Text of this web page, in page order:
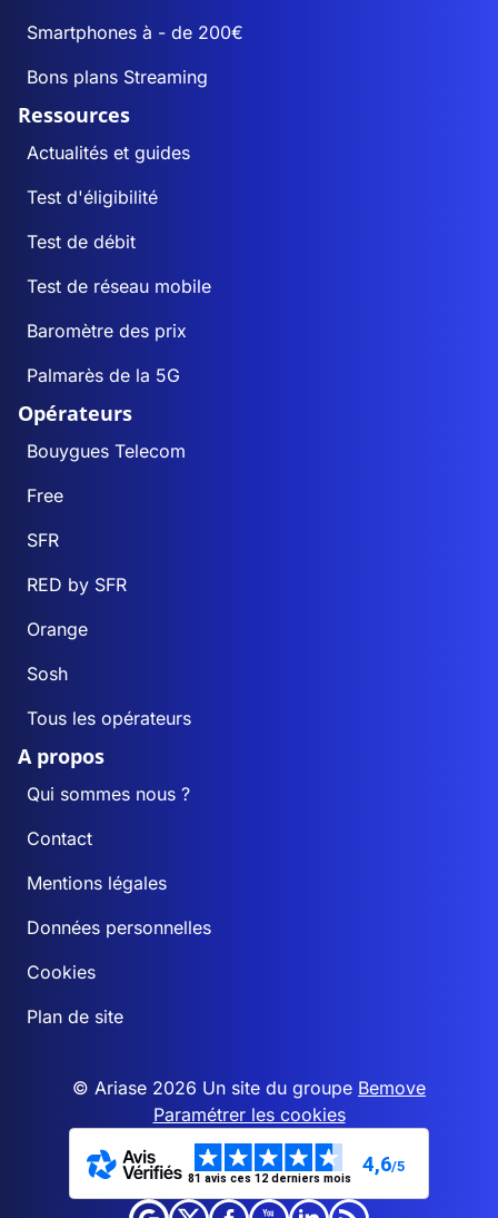
Smartphones à - de 200€
Bons plans Streaming
Ressources
Actualités et guides
Test d'éligibilité
Test de débit
Test de réseau mobile
Baromètre des prix
Palmarès de la 5G
Opérateurs
Bouygues Telecom
Free
SFR
RED by SFR
Orange
Sosh
Tous les opérateurs
A propos
Qui sommes nous ?
Contact
Mentions légales
Données personnelles
Cookies
Plan de site
© Ariase 2026 Un site du groupe Bemove
Paramétrer les cookies
81 avis ces 12 derniers mois
4,6/5